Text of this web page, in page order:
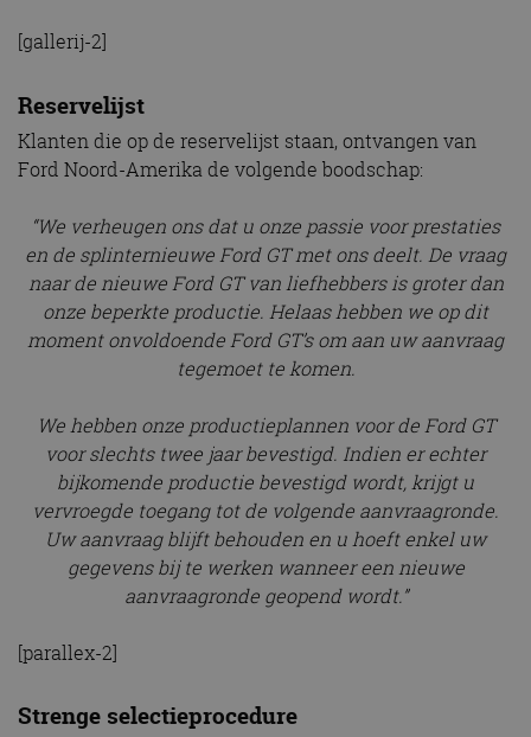
[gallerij-2]
Reservelijst
Klanten die op de reservelijst staan, ontvangen van
Ford Noord-Amerika de volgende boodschap:
“We verheugen ons dat u onze passie voor prestaties
en de splinternieuwe Ford GT met ons deelt. De vraag
naar de nieuwe Ford GT van liefhebbers is groter dan
onze beperkte productie. Helaas hebben we op dit
moment onvoldoende Ford GT’s om aan uw aanvraag
tegemoet te komen.
We hebben onze productieplannen voor de Ford GT
voor slechts twee jaar bevestigd. Indien er echter
bijkomende productie bevestigd wordt, krijgt u
vervroegde toegang tot de volgende aanvraagronde.
Uw aanvraag blijft behouden en u hoeft enkel uw
gegevens bij te werken wanneer een nieuwe
aanvraagronde geopend wordt.”
[parallex-2]
Strenge selectieprocedure